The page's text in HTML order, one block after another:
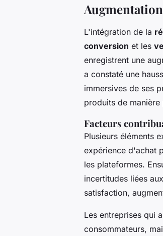
L'intégration de la
conversion et les
enregistrent une
a constaté une
immersives de ses
produits de
Facteurs
Plusieurs éléments
expérience d'achat
les plateformes.
incertitudes liées
satisfaction,
Les entreprises qui
consommateurs,